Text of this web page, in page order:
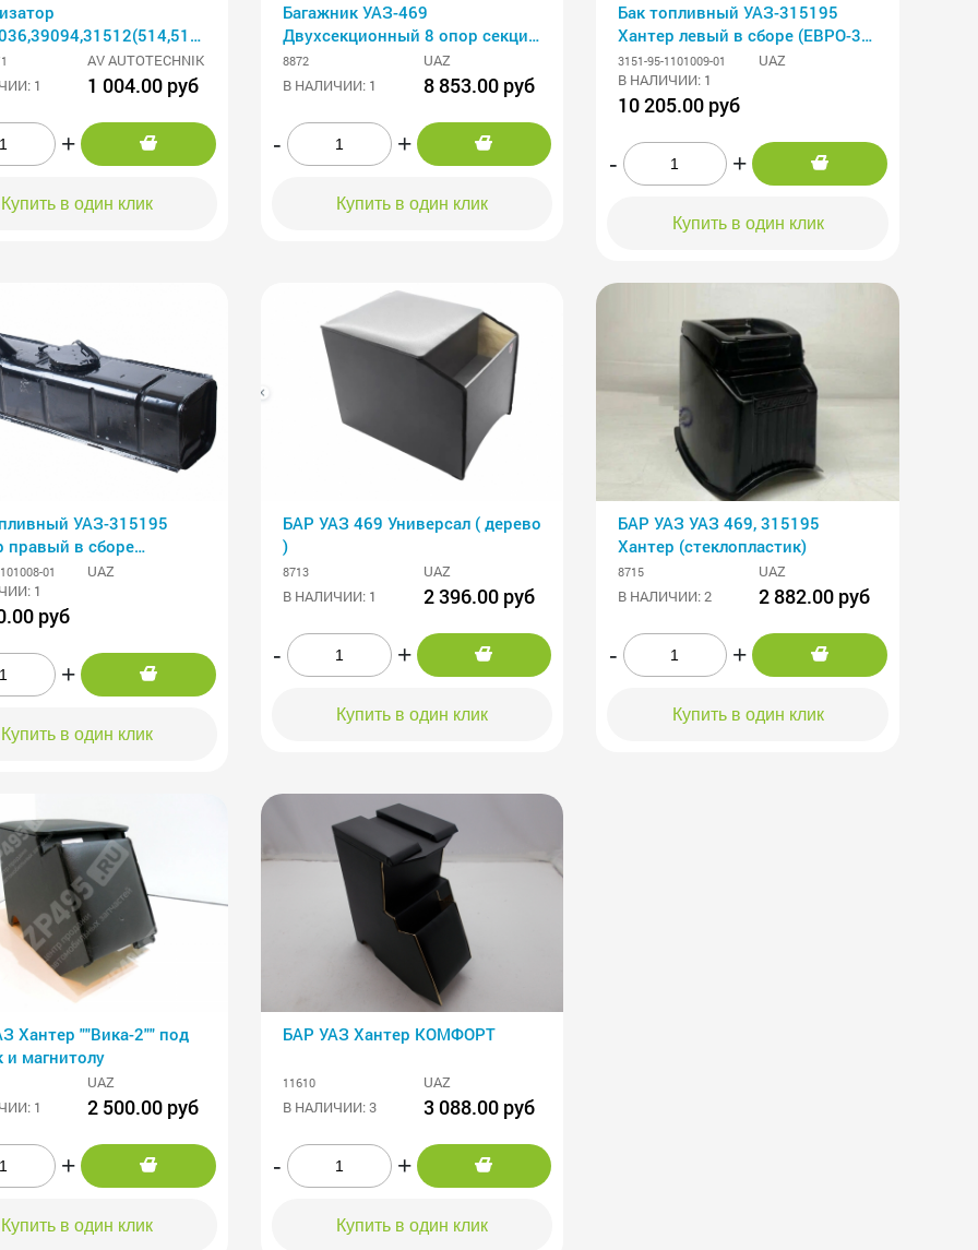
масляны БИК AVAV AUTOTECHNIK
1
1 004.00 руб
+
Купить в один клик
Багажник УАЗ-469
Двухсекционный 8 опор секция
0.85м
Грузоподъемность:200кгкг.
8872
UAZ
В НАЛИЧИИ: 1
8 853.00 руб
- +
Купить в один клик
Бак топливный УАЗ-315195
Хантер левый в сборе (ЕВРО-3)
(ОАО УАЗ)
3151-95-1101009-01
UAZ
В НАЛИЧИИ: 1
10 205.00 руб
- +
Купить в один клик
УАЗ-315195
правый в сборе
(ОАО УАЗ)
01
UAZ
1
руб
+
Купить в один клик
БАР УАЗ 469 Универсал ( дерево
)
8713
UAZ
В НАЛИЧИИ: 1
2 396.00 руб
- +
Купить в один клик
БАР УАЗ УАЗ 469, 315195
Хантер (стеклопластик)
8715
UAZ
В НАЛИЧИИ: 2
2 882.00 руб
- +
Купить в один клик
Хантер ""Вика-2"" под
и магнитолу
UAZ
1
2 500.00 руб
+
Купить в один клик
БАР УАЗ Хантер КОМФОРТ
11610
UAZ
В НАЛИЧИИ: 3
3 088.00 руб
- +
Купить в один клик